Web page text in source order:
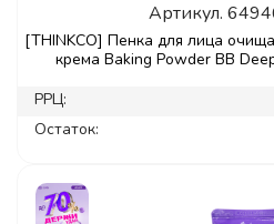
Артикул.
[THINKCO] Пенка для лица
крема Baking Powder ВВ
РРЦ:
Остаток: